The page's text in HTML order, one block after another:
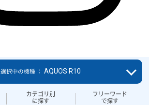
カテゴリ別
に探す
フリーワード
で探す
選択中の機種 ： AQUOS R10